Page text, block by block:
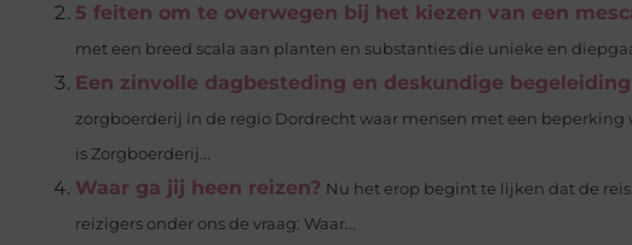
5 feiten om te overwegen bij het kiezen van een
met een breed scala aan planten en substanties die unieke en
Een zinvolle dagbesteding en deskundige
zorgboerderij in de regio Dordrecht waar mensen met een
is Zorgboerderij...
Waar ga jij heen reizen? Nu het erop begint te lijken dat de
reizigers onder ons de vraag: Waar...